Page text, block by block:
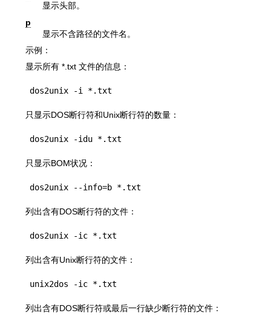
显示头部。
p
显示不含路径的文件名。
示例：
显示所有 *.txt 文件的信息：
dos2unix -i *.txt
只显示DOS断行符和Unix断行符的数量：
dos2unix -idu *.txt
只显示BOM状况：
dos2unix --info=b *.txt
列出含有DOS断行符的文件：
dos2unix -ic *.txt
列出含有Unix断行符的文件：
unix2dos -ic *.txt
列出含有DOS断行符或最后一行缺少断行符的文件：